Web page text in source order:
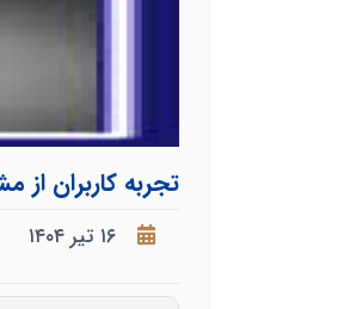
تجربه کاربران از
۱۶ تیر ۱۴۰۴